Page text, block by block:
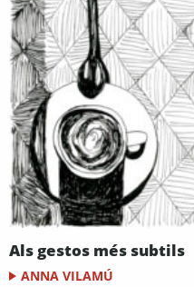
Als gestos més subtils
ANNA VILAMÚ